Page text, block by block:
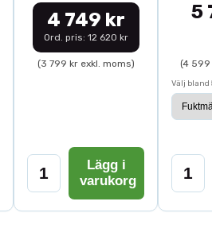
4 749 kr
Ord. pris: 12 620 kr
(3 799 kr exkl. moms)
Lägg i
varukorg
5
(4 599
Välj bland